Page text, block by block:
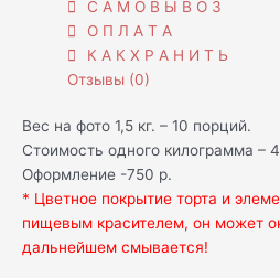
С А М О В Ы В О З
О П Л А Т А
К А К Х Р А Н И Т Ь
Отзывы (0)
Вес на фото 1,5 кг. – 10 порций.
Стоимость одного килограмма –
Оформление -750 р.
* Цветное покрытие торта и
пищевым красителем, он может
дальнейшем смывается!